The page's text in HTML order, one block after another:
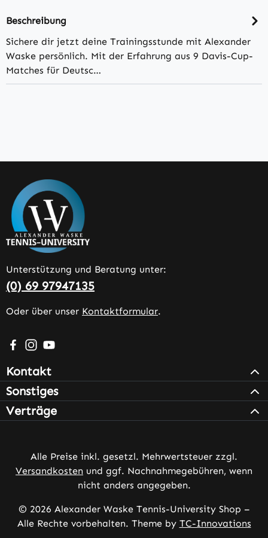
Beschreibung
Sichere dir jetzt deine Trainingsstunde mit Alexander
Waske persönlich. Mit der Erfahrung aus 9 Davis-Cup-
Matches für Deutsc…
Unterstützung und Beratung unter:
(0) 69 97947135
Oder über unser Kontaktformular.
Besuche uns auf Facebook – öffnet in neuem Tab
Schau auf Instagram vorbei – öffnet in neuem Tab
Sieh dir unsere Videos auf YouTube an – öffnet
Kontakt
Sonstiges
Verträge
Alle Preise inkl. gesetzl. Mehrwertsteuer zzgl.
Versandkosten und ggf. Nachnahmegebühren, wenn
nicht anders angegeben.
© 2026 Alexander Waske Tennis-University Shop –
Alle Rechte vorbehalten. Theme by TC-Innovations